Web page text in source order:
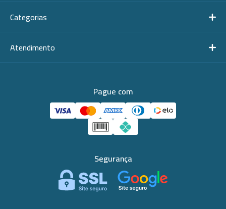
Categorias
Atendimento
Pague com
Segurança